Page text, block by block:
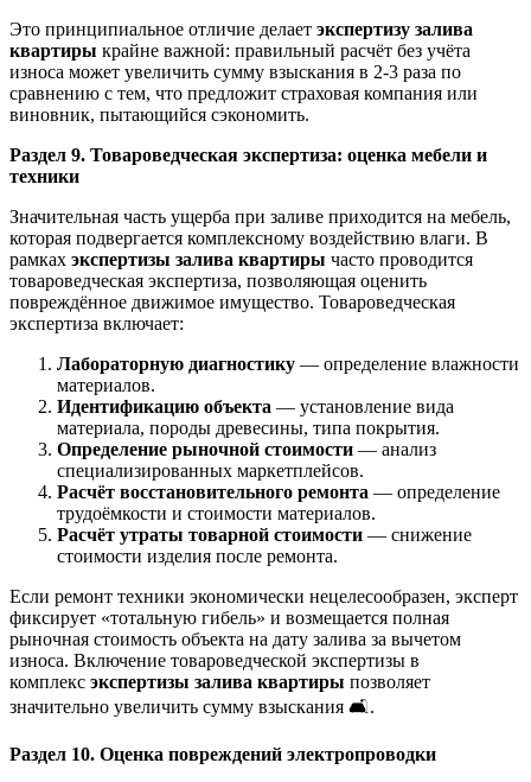
Это принципиальное отличие делает экспертизу залива
квартиры крайне важной: правильный расчёт без учёта
износа может увеличить сумму взыскания в 2-3 раза по
сравнению с тем, что предложит страховая компания или
виновник, пытающийся сэкономить.
Раздел 9. Товароведческая экспертиза: оценка мебели и
техники
Значительная часть ущерба при заливе приходится на мебель,
которая подвергается комплексному воздействию влаги. В
рамках экспертизы залива квартиры часто проводится
товароведческая экспертиза, позволяющая оценить
повреждённое движимое имущество. Товароведческая
экспертиза включает:
Лабораторную диагностику — определение влажности
материалов.
Идентификацию объекта — установление вида
материала, породы древесины, типа покрытия.
Определение рыночной стоимости — анализ
специализированных маркетплейсов.
Расчёт восстановительного ремонта — определение
трудоёмкости и стоимости материалов.
Расчёт утраты товарной стоимости — снижение
стоимости изделия после ремонта.
Если ремонт техники экономически нецелесообразен, эксперт
фиксирует «тотальную гибель» и возмещается полная
рыночная стоимость объекта на дату залива за вычетом
износа. Включение товароведческой экспертизы в
комплекс экспертизы залива квартиры позволяет
значительно увеличить сумму взыскания 🛋️.
Раздел 10. Оценка повреждений электропроводки